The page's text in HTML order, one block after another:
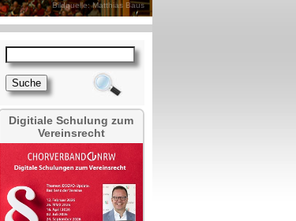
Bildquelle: Matthias Baus
Digitiale Schulung zum
Vereinsrecht